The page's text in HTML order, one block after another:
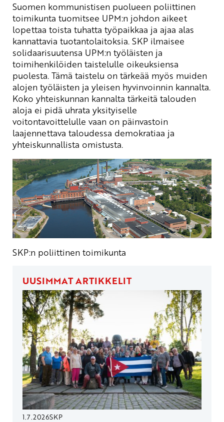
Suomen kommunistisen puolueen poliittinen
toimikunta tuomitsee UPM:n johdon aikeet
lopettaa toista tuhatta työpaikkaa ja ajaa alas
kannattavia tuotantolaitoksia. SKP ilmaisee
solidaarisuutensa UPM:n työläisten ja
toimihenkilöiden taistelulle oikeuksiensa
puolesta. Tämä taistelu on tärkeää myös muiden
alojen työläisten ja yleisen hyvinvoinnin kannalta.
Koko yhteiskunnan kannalta tärkeitä talouden
aloja ei pidä uhrata yksityiselle
voitontavoittelulle vaan on päinvastoin
laajennettava taloudessa demokratiaa ja
yhteiskunnallista omistusta.
SKP:n poliittinen toimikunta
UUSIMMAT ARTIKKELIT
1.7.2026SKP